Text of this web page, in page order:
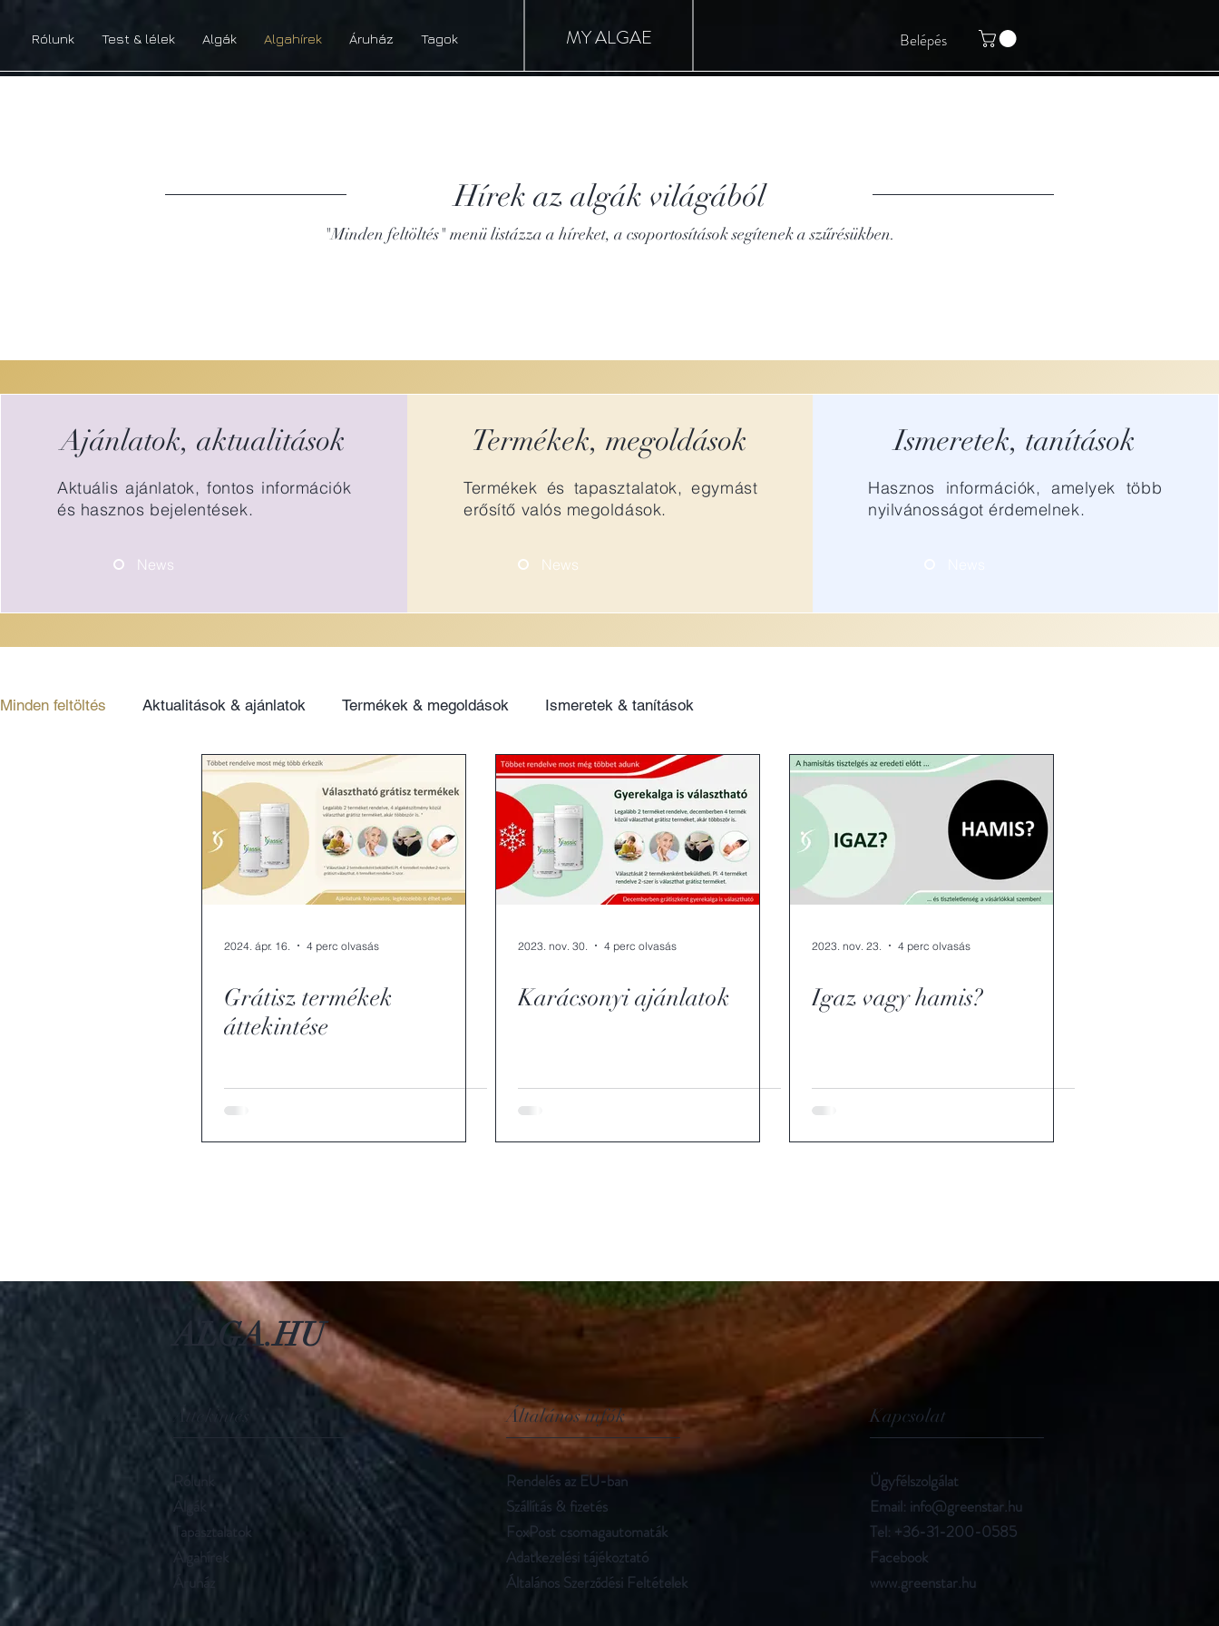
Rólunk Test & lélek Algák Algahírek Áruház Tagok Belépés
MY ALGAE
Hírek az algák világából
"Minden feltöltés" menü listázza a híreket, a csoportosítások segítenek a szűrésükben.
Ajánlatok, aktualitások
Aktuális ajánlatok, fontos információk
és hasznos bejelentések.
News
Termékek, megoldások
Termékek és tapasztalatok, egymást
erősítő valós megoldások.
News
Ismeretek, tanítások
Hasznos információk, amelyek több
nyilvánosságot érdemelnek.
Minden feltöltés Aktualitások & ajánlatok Termékek & megoldások Ismeretek & tanítások
2024. ápr. 16. 4 perc olvasás
Grátisz termékek
áttekintése
2023. nov. 30. 4 perc olvasás
Karácsonyi ajánlatok
2023. nov. 23. 4 perc olvasás
Igaz vagy hamis?
ALGA.HU
Áttekintés
Rólunk
Algák
Tapasztalatok
Algahírek
Áruház
Általános infók
Rendelés az EU-ban
Szállítás & fizetés
FoxPost csomagautomaták
Adatkezelési tájékoztató
Általános Szerződési Feltételek
Kapcsolat
Ügyfélszolgálat
Email: info@greenstar.hu
Tel: +36-31-200-0585
Facebook
www.greenstar.hu